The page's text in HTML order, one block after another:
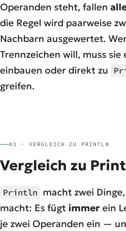
Operanden steht, fallen
die Regel wird paarweise
Nachbarn ausgewertet.
Trennzeichen will, muss sie
einbauen oder direkt zu
greifen.
03 · VERGLEICH ZU PRINTLN
Vergleich zu
Println macht zwei
macht: Es fügt immer ein
je zwei Operanden ein —